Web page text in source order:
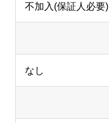
不加入(保証人必要)
なし